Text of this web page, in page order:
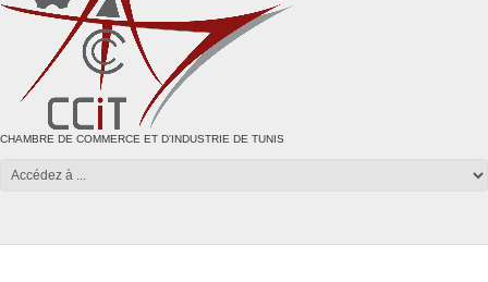
CHAMBRE DE COMMERCE ET D'INDUSTRIE DE TUNIS